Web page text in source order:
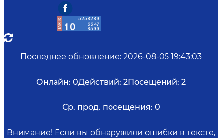
Последнее обновление: 2026-08-05 19:43:03
Онлайн: 0Действий: 2Посещений: 2
Ср. прод. посещения: 0
Внимание! Если вы обнаружили ошибки в тексте,